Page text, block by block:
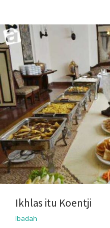
Ikhlas itu Koentji
Ibadah